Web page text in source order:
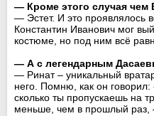
— Кроме этого случая чем
— Эстет. И это проявлялось
Константин Иванович мог
костюме, но под ним всё
— А с легендарным
— Ринат – уникальный
него. Помню, как он
сколько ты пропускаешь на
меньше, чем в прошлый раз,